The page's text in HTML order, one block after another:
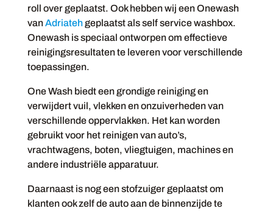
roll over geplaatst. Ook hebben wij een Onewash
vanAdriatehgeplaatst als self service washbox.
Onewash is speciaal ontworpen om effectieve
reinigingsresultaten te leveren voor verschillende
toepassingen.
One Wash biedt een grondige reiniging en
verwijdert vuil, vlekken en onzuiverheden van
verschillende oppervlakken. Het kan worden
gebruikt voor het reinigen van auto’s,
vrachtwagens, boten, vliegtuigen, machines en
andere industriële apparatuur.
Daarnaast is nog een stofzuiger geplaatst om
klanten ook zelf de auto aan de binnenzijde te